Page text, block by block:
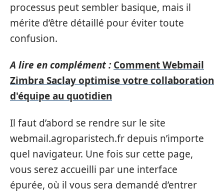
processus peut sembler basique, mais il
mérite d’être détaillé pour éviter toute
confusion.
A lire en complément : Comment Webmail
Zimbra Saclay optimise votre collaboration
d'équipe au quotidien
Il faut d’abord se rendre sur le site
webmail.agroparistech.fr depuis n’importe
quel navigateur. Une fois sur cette page,
vous serez accueilli par une interface
épurée, où il vous sera demandé d’entrer